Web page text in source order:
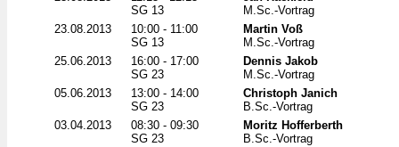
SG 13
M.Sc.-Vortrag
23.08.2013
10:00 - 11:00
SG 13
Martin Voß
M.Sc.-Vortrag
25.06.2013
16:00 - 17:00
SG 23
Dennis Jakob
M.Sc.-Vortrag
05.06.2013
13:00 - 14:00
SG 23
Christoph Janich
B.Sc.-Vortrag
03.04.2013
08:30 - 09:30
SG 23
Moritz Hofferberth
B.Sc.-Vortrag